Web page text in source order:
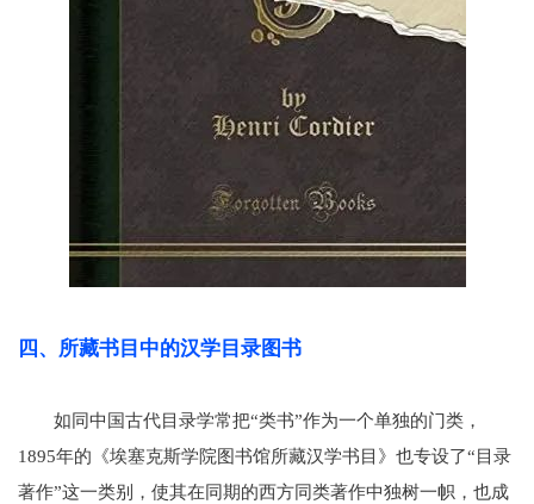
四、所藏书目中的汉学目录图书
如同中国古代目录学常把“类书”作为一个单独的门类，
1895年的《埃塞克斯学院图书馆所藏汉学书目》也专设了“目录
著作”这一类别，使其在同期的西方同类著作中独树一帜，也成